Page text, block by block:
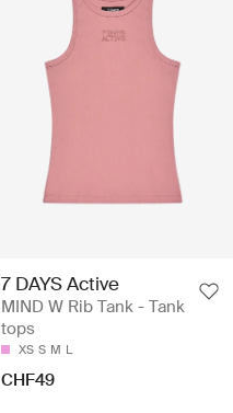
7 DAYS Active
MIND W Rib Tank - Tank
tops
XS S M L
CHF49